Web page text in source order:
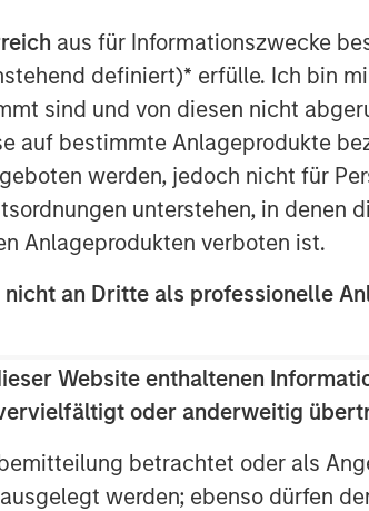
aus für Informationszwecke
definiert)* erfülle. Ich bin
sind und von diesen nicht
bestimmte Anlageprodukte
werden, jedoch nicht für
unterstehen, in denen
Anlageprodukten verboten ist.
an Dritte als professionelle
Website enthaltenen
oder anderweitig
betrachtet oder als
werden; ebenso dürfen
its
its
Global
The Global
high-
portfolios of
businesses
on a global,
Global
Europe